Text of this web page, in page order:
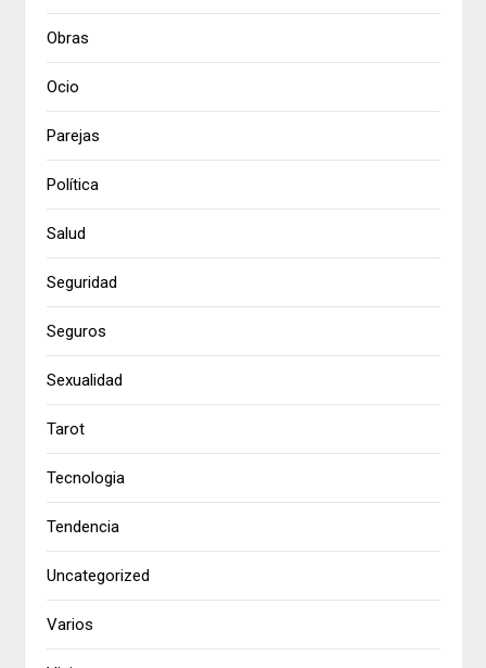
Obras
Ocio
Parejas
Política
Salud
Seguridad
Seguros
Sexualidad
Tarot
Tecnologia
Tendencia
Uncategorized
Varios